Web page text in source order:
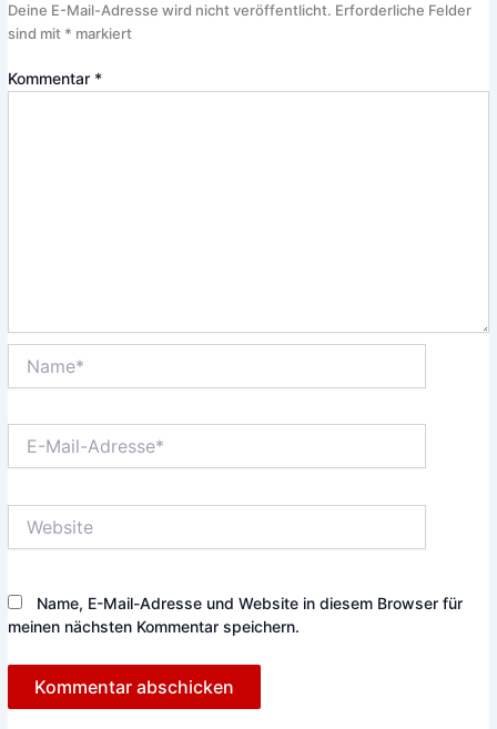
Deine E-Mail-Adresse wird nicht veröffentlicht. Erforderliche Felder
sind mit * markiert
Kommentar *
Mail-
Name, E-Mail-Adresse und Website in diesem Browser für
meinen nächsten Kommentar speichern.